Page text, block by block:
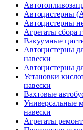
Автоцистерны
Автоцистерны
Агрегаты сбора
Вакуумные
Автоцистерны
навески
Автоцистерны
Установки
навески
Вахтовые
Универсальные
навески
Агрегаты